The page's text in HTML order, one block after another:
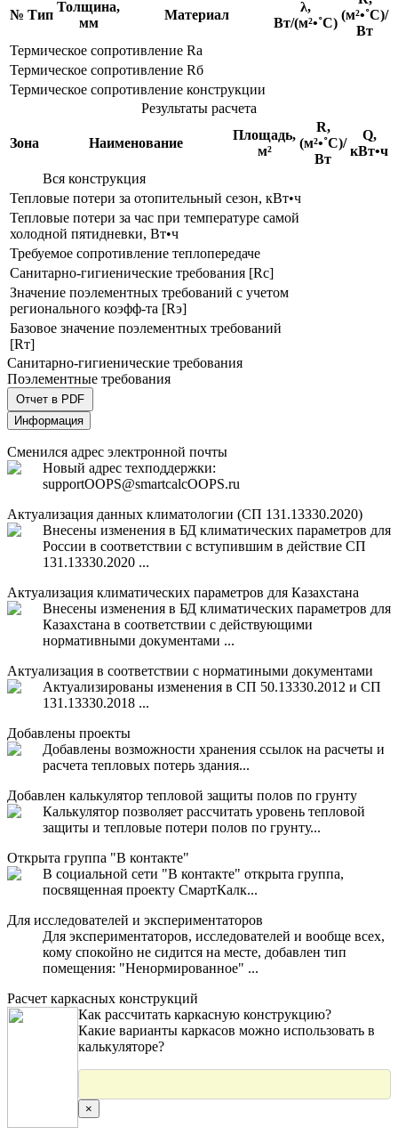
№ Тип
Толщина,
мм
Материал
λ,
Вт/(м²•˚С)
(м²•˚С)/
Вт
Термическое сопротивление Rа
Термическое сопротивление Rб
Термическое сопротивление конструкции
Результаты расчета
Зона Наименование
Площадь,
м²
R,
(м²•˚С)/
Вт
Q,
кВт•ч
Вся конструкция
Тепловые потери за отопительный сезон, кВт•ч
Тепловые потери за час при температуре самой
холодной пятидневки, Вт•ч
Требуемое сопротивление теплопередаче
Санитарно-гигиенические требования [Rс]
Значение поэлементных требований с учетом
регионального коэфф-та [Rэ]
Базовое значение поэлементных требований
[Rт]
Санитарно-гигиенические требования
Поэлементные требования
Отчет в PDF
Информация
Сменился адрес электронной почты
Новый адрес техподдержки:
supportOOPS@smartcalcOOPS.ru
Актуализация данных климатологии (СП 131.13330.2020)
Внесены изменения в БД климатических параметров для
России в соответствии с вступившим в действие СП
131.13330.2020 ...
Актуализация климатических параметров для Казахстана
Внесены изменения в БД климатических параметров для
Казахстана в соответствии с действующими
нормативными документами ...
Актуализация в соответствии с норматиными документами
Актуализированы изменения в СП 50.13330.2012 и СП
131.13330.2018 ...
Добавлены проекты
Добавлены возможности хранения ссылок на расчеты и
расчета тепловых потерь здания...
Добавлен калькулятор тепловой защиты полов по грунту
Калькулятор позволяет рассчитать уровень тепловой
защиты и тепловые потери полов по грунту...
Открыта группа "В контакте"
В социальной сети "В контакте" открыта группа,
посвященная проекту СмартКалк...
Для исследователей и экспериментаторов
Для экспериментаторов, исследователей и вообще всех,
кому спокойно не сидится на месте, добавлен тип
помещения: "Ненормированное" ...
Расчет каркасных конструкций
Как рассчитать каркасную конструкцию?
Какие варианты каркасов можно использовать в
калькуляторе?
×